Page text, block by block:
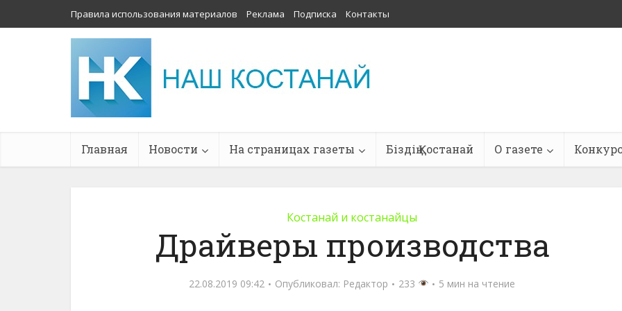
Правила использования материалов Реклама Подписка Контакты
Главная Новости На страницах газеты Біздің Қостанай О газете
Костанай и костанайцы
Драйверы производства
22.08.2019 09:42 Опубликовал: Редактор 233 5 мин на чтение